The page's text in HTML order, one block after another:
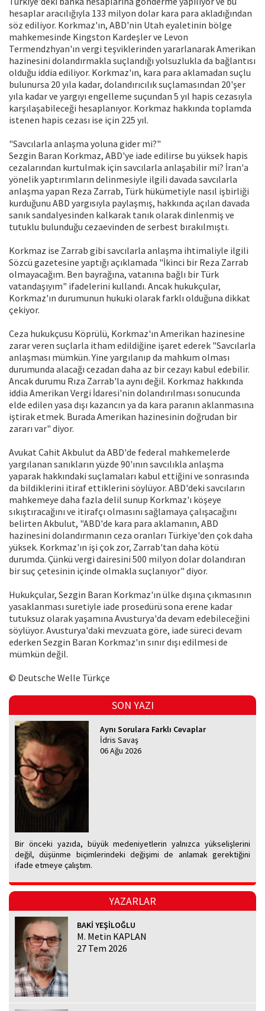
hesaplar aracılığıyla 133 milyon dolar kara para akladığından
söz ediliyor. Korkmaz'ın, ABD'nin Utah eyaletinin bölge
mahkemesinde Kingston Kardeşler ve Levon
Termendzhyan'ın vergi teşviklerinden yararlanarak Amerikan
hazinesini dolandırmakla suçlandığı yolsuzlukla da bağlantısı
olduğu iddia ediliyor. Korkmaz'ın, kara para aklamadan suçlu
bulunursa 20 yıla kadar, dolandırıcılık suçlamasından 20'şer
yıla kadar ve yargıyı engelleme suçundan 5 yıl hapis cezasıyla
karşılaşabileceği hesaplanıyor. Korkmaz hakkında toplamda
istenen hapis cezası ise için 225 yıl.
"Savcılarla anlaşma yoluna gider mi?"
Sezgin Baran Korkmaz, ABD'ye iade edilirse bu yüksek hapis
cezalarından kurtulmak için savcılarla anlaşabilir mi? İran'a
yönelik yaptırımların delinmesiyle ilgili davada savcılarla
anlaşma yapan Reza Zarrab, Türk hükümetiyle nasıl işbirliği
kurduğunu ABD yargısıyla paylaşmış, hakkında açılan davada
sanık sandalyesinden kalkarak tanık olarak dinlenmiş ve
tutuklu bulunduğu cezaevinden de serbest bırakılmıştı.
Korkmaz ise Zarrab gibi savcılarla anlaşma ihtimaliyle ilgili
Sözcü gazetesine yaptığı açıklamada "İkinci bir Reza Zarrab
olmayacağım. Ben bayrağına, vatanına bağlı bir Türk
vatandaşıyım" ifadelerini kullandı. Ancak hukukçular,
Korkmaz'ın durumunun hukuki olarak farklı olduğuna dikkat
çekiyor.
Ceza hukukçusu Köprülü, Korkmaz'ın Amerikan hazinesine
zarar veren suçlarla itham edildiğine işaret ederek "Savcılarla
anlaşması mümkün. Yine yargılanıp da mahkum olması
durumunda alacağı cezadan daha az bir cezayı kabul edebilir.
Ancak durumu Rıza Zarrab'la aynı değil. Korkmaz hakkında
iddia Amerikan Vergi İdaresi'nin dolandırılması sonucunda
elde edilen yasa dışı kazancın ya da kara paranın aklanmasına
iştirak etmek. Burada Amerikan hazinesinin doğrudan bir
zararı var" diyor.
Avukat Cahit Akbulut da ABD'de federal mahkemelerde
yargılanan sanıkların yüzde 90'ının savcılıkla anlaşma
yaparak hakkındaki suçlamaları kabul ettiğini ve sonrasında
da bildiklerini itiraf ettiklerini söylüyor. ABD'deki savcıların
mahkemeye daha fazla delil sunup Korkmaz'ı köşeye
sıkıştıracağını ve itirafçı olmasını sağlamaya çalışacağını
belirten Akbulut, "ABD'de kara para aklamanın, ABD
hazinesini dolandırmanın ceza oranları Türkiye'den çok daha
yüksek. Korkmaz'ın işi çok zor, Zarrab'tan daha kötü
durumda. Çünkü vergi dairesini 500 milyon dolar dolandıran
bir suç çetesinin içinde olmakla suçlanıyor" diyor.
Hukukçular, Sezgin Baran Korkmaz'ın ülke dışına çıkmasının
yasaklanması suretiyle iade prosedürü sona erene kadar
tutuksuz olarak yaşamına Avusturya'da devam edebileceğini
söylüyor. Avusturya'daki mevzuata göre, iade süreci devam
ederken Sezgin Baran Korkmaz'ın sınır dışı edilmesi de
mümkün değil.
© Deutsche Welle Türkçe
SON YAZI
Aynı Sorulara Farklı Cevaplar
İdris Savaş
06 Ağu 2026
Bir önceki yazıda, büyük medeniyetlerin yalnızca yükselişlerini
değil, düşünme biçimlerindeki değişimi de anlamak gerektiğini
ifade etmeye çalıştım.
YAZARLAR
BAKİ YEŞİLOĞLU
M. Metin KAPLAN
27 Tem 2026